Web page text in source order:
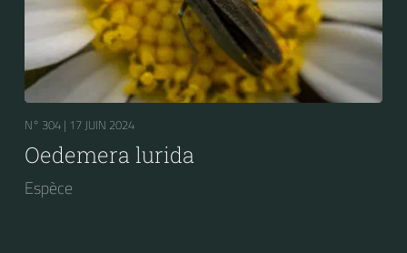
N° 304 | 17 JUIN 2024
Oedemera lurida
Espèce